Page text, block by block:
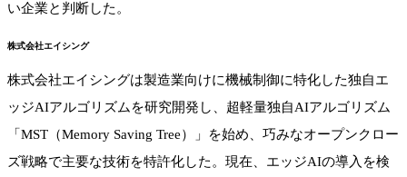
い企業と判断した。
株式会社エイシング
株式会社エイシングは製造業向けに機械制御に特化した独自エ
ッジAIアルゴリズムを研究開発し、超軽量独自AIアルゴリズム
「MST（Memory Saving Tree）」を始め、巧みなオープンクロー
ズ戦略で主要な技術を特許化した。現在、エッジAIの導入を検